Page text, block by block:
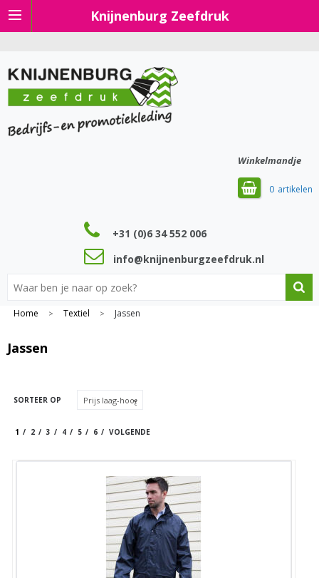
Knijnenburg Zeefdruk
Winkelmandje
0
+31 (0)6 34 552 006
info@knijnenburgzeefdruk.nl
Home > Textiel > Jassen
Jassen
SORTEER OP
1 2 3 4 5 6 VOLGENDE